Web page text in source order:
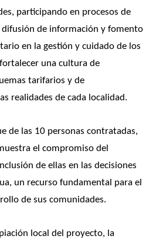
participando en procesos de
de información y fomento
en la gestión y cuidado de los
una cultura de
tarifarios y de
realidades de cada localidad.
de las 10 personas contratadas,
el compromiso del
de ellas en las decisiones
un recurso fundamental para el
de sus comunidades.
local del proyecto, la